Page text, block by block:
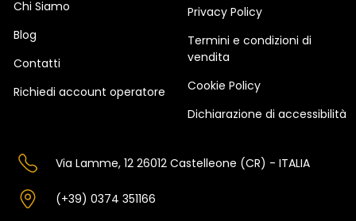
Chi Siamo
Blog
Contatti
Richiedi account operatore
Privacy Policy
Termini e condizioni di
vendita
Cookie Policy
Dichiarazione di accessibilità
Via Lamme, 12 26012 Castelleone (CR) - ITALIA
(+39) 0374 351166